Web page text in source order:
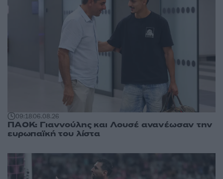
09:1806.08.26
ΠΑΟΚ: Γιαννούλης και Λουσέ ανανέωσαν την
ευρωπαϊκή του λίστα